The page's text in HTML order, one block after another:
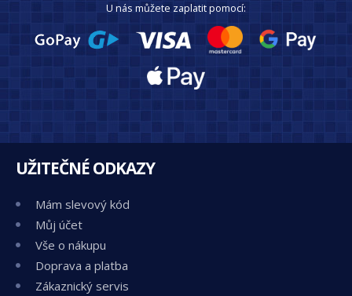
U nás můžete zaplatit pomocí:
UŽITEČNÉ ODKAZY
Mám slevový kód
Můj účet
Vše o nákupu
Doprava a platba
Zákaznický servis